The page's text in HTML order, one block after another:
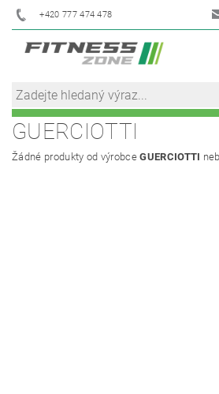
+420 777 474 478
GUERCIOTTI
Žádné produkty od výrobceGUERCIOTTI